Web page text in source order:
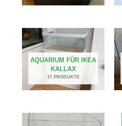
AQUARIUM FÜR IKEA
KALLAX
27 PRODUKTE